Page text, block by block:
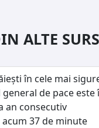
ALTE
în cele mai
general de pace este
an consecutiv
acum 37 de minute